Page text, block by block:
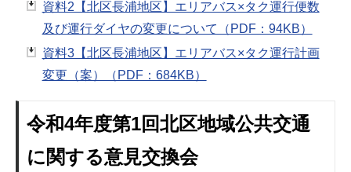
資料2【北区長浦地区】エリアバス×タク運行便数
及び運行ダイヤの変更について（PDF：94KB）
資料3【北区長浦地区】エリアバス×タク運行計画
変更（案）（PDF：684KB）
令和4年度第1回北区地域公共交通
に関する意見交換会